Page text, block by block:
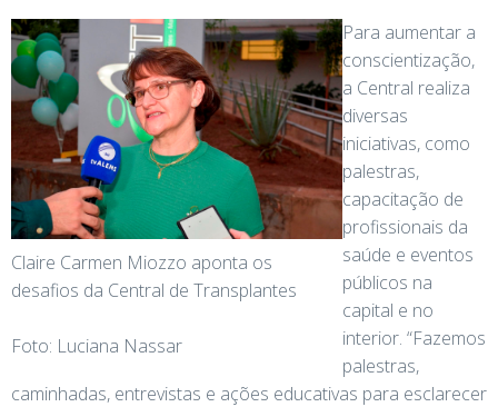
Claire Carmen Miozzo aponta os
desafios da Central de Transplantes
Foto: Luciana Nassar
Para aumentar a
conscientização,
a Central realiza
diversas
iniciativas, como
palestras,
capacitação de
profissionais da
saúde e eventos
públicos na
capital e no
interior. “Fazemos
palestras,
caminhadas, entrevistas e ações educativas para esclarecer